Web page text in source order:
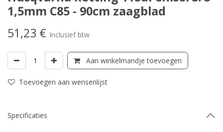
1,5mm C85 - 90cm zaagblad
51,23 € Inclusief btw
Aan winkelmandje toevoegen
Toevoegen aan wensenlijst
Specificaties